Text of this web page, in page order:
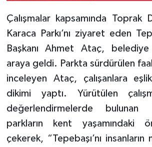
Çalışmalar kapsamında
Karaca Parkı’nı ziyaret eden
Başkanı Ahmet Ataç,
araya geldi. Parkta sürdürülen
inceleyen Ataç, çalışanlara
dikimi yaptı. Yürütülen
değerlendirmelerde bulunan
parkların kent yaşamındaki
çekerek, “Tepebaşı’nı